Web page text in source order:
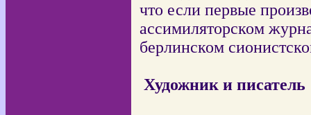
что если первые
ассимиляторском
берлинском
Художник и писатель